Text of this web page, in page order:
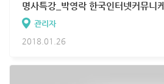
명사특강_박영락 한국인터넷커뮤니
관리자
2018.01.26